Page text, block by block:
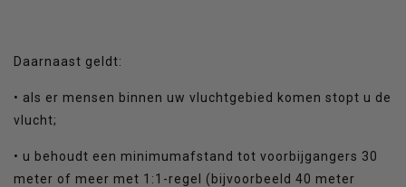
Daarnaast geldt:
• als er mensen binnen uw vluchtgebied komen stopt u de
vlucht;
• u behoudt een minimumafstand tot voorbijgangers 30
meter of meer met 1:1-regel (bijvoorbeeld 40 meter